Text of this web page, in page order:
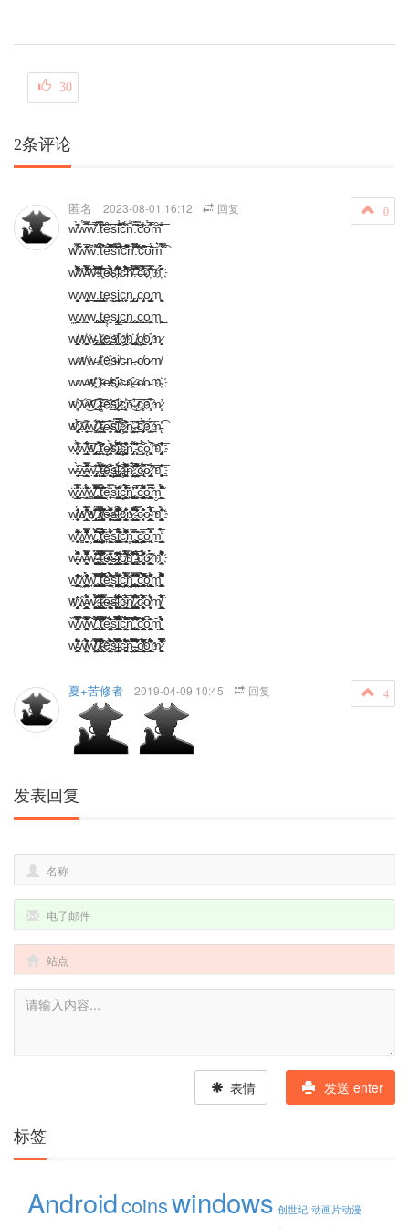
30
2条评论
0
匿名 2023-08-01 16:12 回复
w̛͊̀̏w̔̿̚͞w̛̆̆̅̐.̛̉͑̍̿t͐̾̆̀̏͞ê̑̎͞s̅̂͞i̓͋̋̽̐͡ĉ̊̏́͡n͑́͠.̛̄̈́̃̍̿c̛̾̂̔ö̓̅̋͒͠m̑͂̊̄͞
w҇̃̊̓̂̿w̛̅̆͛̂̄͂̓̋ẘ̈̍͌͝.̈́͐̑̍̈́͡t͆̀̾̀͝ë́̉͊̅̄͋͋͐̃͠s̿̎̂̆́̿̕ȉ͗͊̑̊͗̾͑̓͞c҇̆͌͋̂͑n̛̿͑͋̌̈́.̆͌̃̌̉́͊͊̕c҇͆͑͑̋̎͆o̅̈́̂͐͝m͛̌̀̐̃͋́̿͡
w̷̍͌̂͊̃̉̍͌̋͊̀̒͂̎͑̐̕ẃ̵̋̆̿̈̃̇́̀̆̆̒̃̚͝w̷̒̀̏̾̊͆̋͑̉͆͋͡.̴̛͒̎͑̆̊̉̏͒̾̓͑̚t҈͊͂̈̏̈́̑̉̈͞e̴̛̎̄̐̊̀̈́̓̇̆s҉̛͛̇̌̍̊͐͐̊͊̏̌͋͂ǐ̴̽̽͂̀͒̾̋̓̕c̵̈́̓̊̉̉̑̾͂̚͡ň̸̇̊̀̄̈́̍̈́̀̆͡.̶̛̏̿̋̆͋̏͗̓́̏c̶̾́͐́̉̔̊͒̿́͠o҉̿́͑̇̾̒͆̆͝m҉̇͊̈̀́̀̔̔́̕
w̧̳̝͉̬͙w̢̮̭͔w̪̠̳̬͢.̡͔̪t̢͇̩̮͔e͎̙͜s̟̱͢i̧̙̤̩̯̠c̨͕͙̱n̡͔͉̲ͅ.̡̞̩c̡̮͈̝o̢̫͇̭͎̳m̧̱̞͖
w͖̪͍̘̱̜̣͓͇͜w̨̭̗̣̬͔̠w̢̞͙̱̰.̜͚̲̲͖̘̘͢t̢̙̫̲̥̗̗̯̱͕̰ę͔̙͕̲͈͈s̢͎̙̱̟̞̠į̲̜̩̖̰̲̦̭̘͍ͅc̯̥͙͖̭̳̙͜n̘̠̳̝̘͙̜̪̠͢.̧̰̘̠̱͓̫c̨͔͙̪͇͇o̧̬̜͕̩̮̜͇̟̤̬͖ͅm͎̮̣̬̰̤̩͚̝̠͢
w̸͉̪̭͚̬͎̫̮͎̩̰͉͈̜̞͢ͅw҉̨̣̙͓͖̠͚̰̯͎̞̳̮̬w̵̢͎̩̠̯̭̞̘̦͈̫̥̣͇̤ͅ.҉̢̮̘̠̞̘͇̥̖̤͈t̷̢̲̦̫̫͉̝͚̤e҉̡͖̫͈̟͎͉͉͕̬̲̗̟͇̟͖̗s̸̨̫̬͔̘̩̳̫̞̫ͅi҈̨̩̱̞͙̳̫͈̘̘ͅç̸̭̠̝̦̜̣̟̥̤̣̦̬̪ͅn҉̙͚͚͖͕͖̗͎͈̪͢.̸̨̠͙̟̟̬͉̬͓̭̤̤̞̝͙͖ç̸͎̥̝̱͓̖̣͍̟̯̱̝̲o҈̡͔͉͕̜̠̬̟̩͓̙̱ͅṃ̷̨͈̬͓̟͎͉ͅ
w̷w҉w̵.̸t҉e҈s̴i̸c̵n̵.̴c̸o̷m̸
w̷w̶w҉҈.҈t̴e̷̸s҈҉i̴c̶n̷҈.̶c̴̸o̵m҉̴
w҈̧͝w̷͜͠w҈͢͡.̷̨͞ţ̵͠e҉͢͝s҈̢̛i̷̛͢c҉̧͝n̴̛͜.̷̨͞c҈̨͞o҉̧҇m̷̧̕
w҈̢͓̮̋̉͠w̸̮͔̣҇̓͢w̸̧̛͚͋̍.̷̤͙͍͛̔͊͢͞t̴̢̳͐̇̂͞ȩ̵͈̱҇͗s҈̧̪̿̌͠ͅi҉̡̥͙͐̿̀͡ç̷̳͙͊̕n̴̤͓͇̔͢͞.̴̛͊͢ͅc҈̡̜̱̥҇̀̑̓o҉͇̂́͢͞ṃ̵̨̓͡
w̷̧͍̣͍҇̒͊̀w̵̢̲͙͉͇̝͋͋͊͞w҈̡̞̙͔͇̗̇̍̍͠.̵̧̯̗͛̉̕̚ṯ̶̝̓̎̓̂̕͜ę̷̭͔̠̒̒̏̍̀̕s҈̢̫̘̒̌̂̈́̚͝ỉ̴͔̜̬͋͜͞ç̴̫̩͓̟͚̑̔̏͗͒̕n̵̡̯̟͌̂͞.̴͎̝̋̓̐͜͠c̵̨͈̗҇̉̀ǫ̵͔͈͖͓̀̚͠m҈̡̠̖̯̭̔͛̓͒͛͞
w̶̱̞̘͈̞̌̀͢͠ͅw̶̧̝̯͙͕̲̦͇̑́̋͌͛̿͠w̴̡̠̞̘̮̣̰̠͕͗̌̕.̷̗̩́̐͂͋̌̀̕͜ͅt̶̢̬̫͍̩̮̀͊̂̎̎͋̃͠e҈̦̬̩̳͉҇̾̄͐͜ş̶̯̥͍͇̟̊͑͝i҈̢̮͍͕̄̈́͡ç̶̫̙̯͖͚̝͉͊̀͌̑̆͛̔̚͠n̷͙̤̬̓̈́̅͢͝.҉̪̩̫͙̤͇̳̤҇͒̓͌̂̊̆̌͛͢c̵̢̟͔̋́̉̚͡o̷̢͕̭̗̪̊̓̃͞ͅm҈̥͓̮̜͛͊͊͗͢͞
ẅ̟̙͖̜̜̲͚̋́͒̂̿̊ẅ̪̦͈̟̯̝́́͂̓̃̄͋́̇w͚̦͇͔͔͚͍̮̠̟͆͂̆͌̋̏̿̒̐̂̚̚.̲͚͓̜̾̎̐̂t̩͕̝̲͇͍̗͇̬͖͊͂͆̀͒͊̾́ȇ͔̥̩̩̟̉̿̍̈s̱̜̫̟̉̏̑̓i̬̲͎̲̦̬͎̘̗͖̋͗͋̈c͓͕͖̟̜̬̯̊̅̀̇̐́̃̎̓̐͗ǹ̙͖͙̣̯̘͍͚͕̔̃͛.̞̦͓͍̖̮̝͐͛̅̊ċ̱͚̫̰͇͚̟͍̬́̏̍̌̆͌̉̽̎̉͌o̖͙̭̰͖̗̣̣͚͇͆̿̅̃͆ṃ̮̮̲͍̰̃͂̎͑́̄̾̀̆̚
w̸̙̣̱̥̩̠͐͑̂̈́̓w҈̲͕̫̖̿̾̌͐́̌́̊̎̈́w҉̲̘͈͔͙̈͐́̽͐͆͊.̸̬̜̝̰̦̘̿͐̈́̆͐̋̏̎̚t̸̠͙͉͚̖̠̭̭̖͍͊̈͊̀̈͐̽̏̎͛̔̚ĕ̶͎͍̝͖͙̟͍̓̆̂͂̀͒͗͌͛͛̈ș̴̝̣̪͔̲̽́͒̒̌̓͒͊i҈̰̜̯͉̯̫͙̽́͌̄̀̈̐͂c҈̟̠̜̫̬̞̪͒͐̋̾n̷͔̙̟̞̗͇̈͌̏̎̚.̵̳̙͇̯͈̜̠̔̿͊̾́͛̔̄́̓̓c̴̘̩̟̍̍͐̀̐̐̋̆̇ͅo̴̖͕̪̙̲͓͍̭̖͈̒̐́̓̊͗̎̅̒̓́m҈̬̪̯͔͔̠̭̮͓̞̰̃̈́̔̂̽̀̾
w̟̘̠̝̙͍̎̒͛̋͆̇͌̐̃̌̍w͚̱̮͈̝͂͂͊̀̏̒̏͐̇̊̈̿̓͊̚w͕̗̦͓̭͓͚̭͚̠͖̟̪̩̭̰̑̉̌̐̑̽̐̀.͕̜̜̦̮̲͉̩͕͎̭̜̰̀͂̔̔̒̃̈́̆̿͊ͅt͓̠̣͚͕̄̽̅̇͗̃̈́̒̓̐́e̙͉̰͕͖͖͙͋̒̆̾̾́̋s̮̞͚͎̯͑̅̾̍i̤̥͓̥͉͎͙͓̜̝͇̮̰̗̎͛̍̀͆̓́̎̇̑̓̉ͅc̦͈̜̘͉̠͌͌͂̀͆͛̒͑̍n̥̬̘̟̠̩̽̅̋̑.̭̜̜̲͕̟̜͕̤͙̭̮͚͕͉̥̃̉̍͊c͔͚̫͇͔̱̬̘͈̅̍̔̏o̲̘͖̘͔͛̀͐͑̿̇̑͗̀̎͐m̱͈͇̬̪̦̘̦͈̅́́̒̀̉
w̶̗̠̙͋̊͆̊͒̍̑͐̀ͅw̶̱͖͙̰̦̥͂̾̑͗͌̾̇͒̽̓͆̿̀͗̒̚w̴͚̟̮̬̟͉̘̠̃̆̈́̽̀̈̓̓.̶̩͍̘͇̝̦̘͕̰̤͚̱̏͋̉̂̿̍̉̔̃̌̀t҉͇̘͇͉̰̗̬̪̮͉̓͌̿͒̀̎̄͌̉̋̐̐͗e̶̪̬̰̯͉͎̮̭̖͊̂̿̓̊s̶̪̣̞̮̝͈̠͓̱̠̤̘͔̲̔̒̍͆͆̾̆̒̚ͅi̸̫̖̖̟̯͈͇͙̰̥̝̪̣͔̟͊̍͐͂̏̊̃̍c̸̙͉̰̠̘̬̙̮̞̙̩̥͇͎͋͆̿͂̍́͋̃̈́́́n҈̘̘̩̥͉̰͚̜͊̀͗̄̎͋̉̏̃̀̐̑̒̽̃͗ͅ.̵͔͓͖̲̅̅̐̓̈́͐̂c҉͚̝̝͎͈͍̠̤̗͍̖̟̗̳͌̑̈́̓̂̔̈́̐̋̀ͅo̷̩͍͓̳͍̗̭͇̖͇͈̟̙͓̍̃͂́̓́͆̀m҉̪͙͕͍͋͒͋̍̊̓͑͛̊̆̾̔͌͒́
w͍̝̦͉̠̯̳̞̱͇̰̯̠̦̜͚͐͆̃̌̐̽͂͑ẅ͖͖̙͇̩̲͚̳̙̤̠͉͇̮͖̐́͗̀̀̏̐̑̌͐͗ͅw̘̮̭̫̦̰̖͍͍͙͎͖̍̅͂̒̊̓̌̇̚.̙̳͉͉̖͖͉͚̟̞͙͕͖̈̈̑̇̓̾͆̽̐̐͊t̪̠̖̣͎̘̗̮̳͕͚̮͔̪͈̠͋̇̄̓͌̈́̃̌̑̅̍̇̓̚ė͍̱̥̮̞̮̪̦͓́̒̄̃̊̀̀͒͑͒͂̇̀ŝ̜̦̤͖͓̙͎͓̭̣̱̩͍͙͋̆́͗̽̾̔i̯̤͖͖̯͎͚͈̳̞͚͎̲͗͐͂̍͂̆̀̾̓͗c͖̮̳͎̩̥͍̮̩̫̜͍̩̙̀͗̓͋̑̿͐̒̃͋́̍͗̍n͖͚̭̲͇̩̬͔̖̝̱̗̞͚̊̋̀́͛͗̽̓̓̐̐.͔̪̤̤͓̰̗͖͖͔̘̯͔̲̝̆͊̑̿͑̍͋̄̌̒͂̚c̫̪̝͕̜͚̩͓̰̩̰̘̣̫̃̅̽͒̓̇̄̓̍̐̀̽̚̚ỏ̘̰̯͚̲̟̗̘͎̬̲̑́͛͋̐͗͛͊͒̎̇͗̍̓̓m͎͎͇͉̱̣̘̟͍͚̩̳͛͒͌͋̊̇̀͗̇͆͌̒̈́̚
w҉͉̘͕͈̭̯̖̭̮͙̖̍͗͛̄̄͂̇͐̂ẘ̶͓͙̲̖͖̪̟͔͍̯̜̐̾͌́̂̈́ͅw̷͓̖̩͕̮̩̱͖͖̪̟͔̤̽͒́͂́̀̋͐̒̌͋̎.̴̳͔͖̥͖̗̖̭͚͈͛͋̇̌́̐̅͐̾̈̚ṱ̷̰̲̜͓͍͙̗̱̞͑̓͛͑͂͒̾̈́̾̿̐͒̂̚ͅͅȅ̶͖̳̣̫̠̫͖͙̘͈͎͎̃̎͆̃̎̑̇ś̴̠̦͓̖͖͔̭͎͎̞̜̭̈̐̄̑̂̌̉́̒̚ͅi҉̤̞͉̜͙̮̳̖̦̪̮̜̞̝̉̈́̎͂͑͗́̾̍͐̚̚c̴̯̲͔͍̖͇̘̯̈͐͊͗̅́̋̄̄͑͑̋̇̏ͅͅn̸̫̝͕̲͕̭͕̱͚̍͆̋̾̂̊͛̓̽̅͒̀̆̈̎̌ͅͅ.̷̠̜͚̦͖̥͖̳̟̣̭͓͒́̇͒͌͌̓̀c̴̟̱̘͎̣̦̥̞͈̫̅͆̀́͆̒̽͐̇͒̎͑̊̀͊͛ȯ̸͈͙͍͕̦̩͈̠́̉̐͐̽̓̔m̸̭̞̫̭̞͖̰͔͉̭̜̲̬͓̅̾͛͗͗̍̌͑̃̈͒́̍̉
w̞̞̘̠̗̮͈̲̞͙͇̩̝͙̦͕͓̝̗̮̠̗͔̏̿̈͌͌̅͒̽͆̒͋̿w̠̬̳̫̱̩͍̙͕̪̤͕̩̲̖̦͙̥͖̟̜͕͚̃͌̓̐̾̇̿͂͆̽͋̈́̊͒ͅw͇̖̭̯͕͇̞̩̩͉͖̰͔͓͈̝̦̫̖̩̳̪̱͖̃̈́̓͆̑̈͊̊̌̔̀̏͌͑̒̊.̳̗̯͈̳͇̖̪̭̥̪̜̜̬̳̪̬̋̃́͂͆͊̔̾̓͊̽̓́͋͛̈́̀̏̃̔̈̃t̙͓̩̫͖̟̪̲̰̯͉͙́̒͋͌̒̈̊̿̽̑͒̾̀͒͂̽̌͋̚e͍̤̞͉͚͖͓̘̰̤̳̮̝̪̩̞̠͂̈̏́̐͑̍͑̏̈͒̈̓̌̆̓̇̆͂̍̉ͅs͔̲͕̩͕̰̱̯͇̰͙̬̦͉̜̖̘̗̙̘̉͌̈̇͛̽́̄͋̂͑͗̓͐̄̈̀̍̋͂̿͂̇̚i̫̯̫̤̮̱̜͔̭̞͖̮̰̪̬̯͚̰̓̈̑̀͗̈́̈́͆̓͒͂̉̂̍̿̚ͅc͎͖̞̬͉̳͇̯̤̞͉̟̬͆̂́̐͐̎̌̋͗̑͛̍̈́̅͒́̇̂͋̃̚n̗͚͎͇̫̮̟̘͓̘̠͉̯̆͒͒̎͂̂̅̎̆̓̇͊̄̾̏̓̃̃̉͌.̞̩̞͈̤̮͈̫̪̗̱̙̟͓̩̣̟̫͓͂̏̆̊̀͐͋̌̊̅͐̔̂̽̌͋̌̑̋̔̋̈́c̠͚̜̫͎̣̭̩͙͙̙̰̝̬͉͇͙̰̞̰̟̤͒̇͗̓̈͗̾͌̓̆̎̒̓͊̈̓̚ő̪̪͓̙̙͍̠̥͈̫͚̞̩̲̳͔̤̩͚̯͖͉̩͂̽̋̈͐͛̎̌̎͊͆̚m̲͇̠̙̪̯͚͍͚̜̣̘͕͚̲̠̱͉̘̞̦̜̄̋͊̉̔̽̈́̀͒̒̔̄̌̇̔́ͅͅ
w̵͈̞͇̟̳̜̥͓͈̜̬̣̩͚̣̋̑̌́͒̏̈͒͌͆̔̑̉̓̏ͅͅẃ̸̬̤̘̟̞͖͙̝̝̪̦̤͈̝̦̦̠̄́͑̂͋͂̏̍̆͑̀̑̉̔̚̚ẃ̸͖͖̬͉͉̣͎̤̤̳̪̦̮̖͓͓̏̓̆͋̒̆̓̓̑̓́̋̓̎͑̿̚.̸̣̞͔̯̳̖̟͔̯̩͈̜͖͔̮̘͖̥̍͐̓̐̊͒͋̃̈̃̎̏͗̋͐̅̅̂̏̚̚̚̚ͅṱ̴̞̣̰̰̩̥̯̬̗̖͙͖̜̪͗̒́͛̀̔̇̃̓͗͛͑̌͒̀ͅe҉̳̦̜̦̟̘̪͖̞̘̣̙͇͔͎͉̤͎̓̐̽̆̏̑͒̃́̍̊̊͆̀̈̐͑̍s̵̯̪̩̳̱̤̳̬͍̳̫͓̝̱̖͉͛̀͐̀̓̍̑̑̿͑̾͌̀̇̔̇̊̄̐i̵̜̦̯̟̱̱̳̫͕͈̟͚͚̟͗̓́̇͋̍̈͆͐̈́͆́c̵͚̩͕̙̫̜̩͙̩̜̟̥̜͖̮͓͒́͌̉̄̔̏́͒̍̃̏̈͆̋̓̉̋̈ͅṅ̴̫͎̲͇̟͇̤̤̬͙̯͇̱̘͎͈̳͈͈̭̝̖̟̋̎̅͒͛̿͊́̅̈́͛̑.̵̦̖̪̭͉͓̥͈̱̲̜͖͓͉̜̦̫̭̫͓̖̟͎̄̓͐̆̅͛̒̈̈͒͂̂͂̈́̆̐̌c̸͚͈̳͇̝̘̪͕̲̤̮͓̩̱͕̱̗̝̤͈̜͔̑̓̊̔͌̈́̔̑̐̅͗̋̄̌͛̀̉̄̄͋̓̉̊͆o҈͖͎͉̳̠͖̰̮̥̘̟̲͔͈̩̓̊͂͛̔̈́̏͆́̈́̽͐͊m̷̜̝͎̝̣̝̥̭̳͚̥͔͈͖̣̰̥͍̭̩̖̟̯̓̒͑̒̎̇̂́͊̿̑̐͑͂̀̿̽̃
4
夏+苦修者 2019-04-09 10:45 回复
发表回复
表情 发送 enter
标签
Androidcoinswindows 创世纪 动画片动漫